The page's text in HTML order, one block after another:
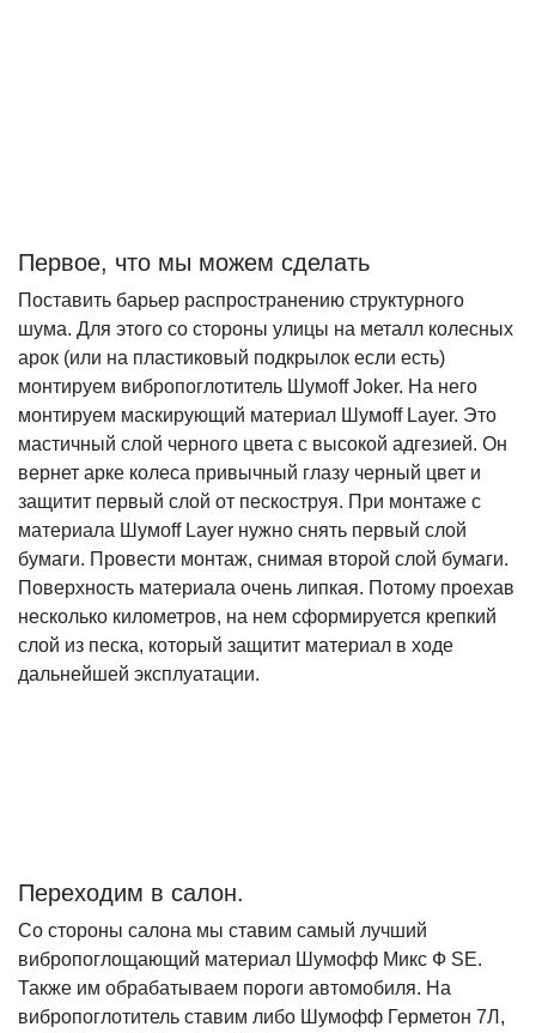
Первое, что мы можем сделать
Поставить барьер распространению структурного
шума. Для этого со стороны улицы на металл колесных
арок (или на пластиковый подкрылок если есть)
монтируем вибропоглотитель Шумоff Joker. На него
монтируем маскирующий материал Шумоff Layer. Это
мастичный слой черного цвета с высокой адгезией. Он
вернет арке колеса привычный глазу черный цвет и
защитит первый слой от пескоструя. При монтаже с
материала Шумоff Layer нужно снять первый слой
бумаги. Провести монтаж, снимая второй слой бумаги.
Поверхность материала очень липкая. Потому проехав
несколько километров, на нем сформируется крепкий
слой из песка, который защитит материал в ходе
дальнейшей эксплуатации.
Переходим в салон.
Со стороны салона мы ставим самый лучший
вибропоглощающий материал Шумофф Микс Ф SE.
Также им обрабатываем пороги автомобиля. На
вибропоглотитель ставим либо Шумофф Герметон 7Л,